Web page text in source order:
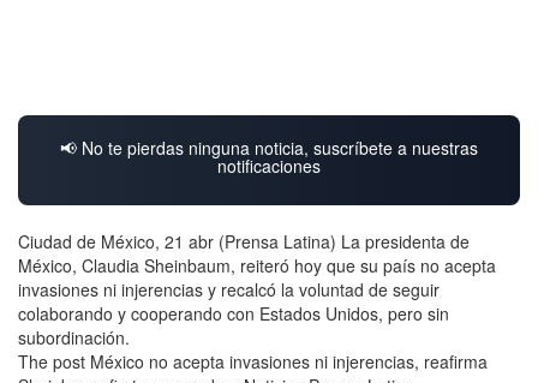
📢 No te pierdas ninguna noticia, suscríbete a nuestras
notificaciones
Ciudad de México, 21 abr (Prensa Latina) La presidenta de
México, Claudia Sheinbaum, reiteró hoy que su país no acepta
invasiones ni injerencias y recalcó la voluntad de seguir
colaborando y cooperando con Estados Unidos, pero sin
subordinación.
The post México no acepta invasiones ni injerencias, reafirma